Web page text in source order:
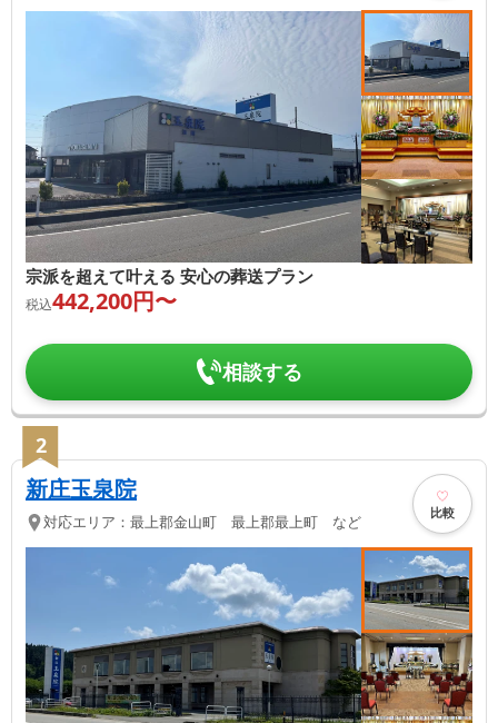
宗派を超えて叶える 安心の葬送プラン
税込442,200円〜
相談する
2
新庄玉泉院
対応エリア： 最上郡金山町 最上郡最上町 など 比較